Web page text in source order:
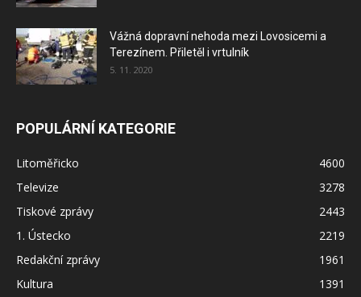
Vážná dopravní nehoda mezi Lovosicemi a
Terezínem. Přiletěl i vrtulník
5. 11. 2020
POPULÁRNÍ KATEGORIE
Litoměřicko
4600
Televize
3278
Tiskové zprávy
2443
1. Ústecko
2219
Redakční zprávy
1961
Kultura
1391